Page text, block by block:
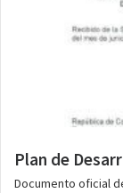
Plan de
Documento oficial